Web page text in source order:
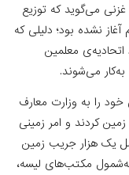
می‌گوید که توزیع
این ولایت تا سال 1390 هم آغاز نشده بود؛ دلیلی که
معلمین
می‌شوند.
سال 1390 نمایندگان خود را به وزارت معارف
کردند و امر زمینی
یک هزار جریب زمین
غزنی به‌شمول مکتب‌های لیسه‌،